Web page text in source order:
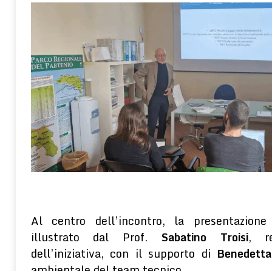
Al centro dell’incontro, la
illustrato dal Prof. Sabatino Troisi,
dell’iniziativa, con il supporto di